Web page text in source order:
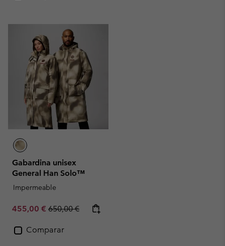
Gabardina unisex
General Han Solo™
Impermeable
Sale price:
455,00 € Regular price:
650,00 €
Comparar